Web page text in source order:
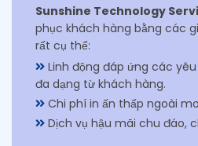
Sunshine Technology
phục khách hàng bằng các
rất cụ thể:
Linh động đáp ứng các
đa dạng từ khách hàng.
Chi phí in ấn thấp ngoài
Dịch vụ hậu mãi chu đáo,